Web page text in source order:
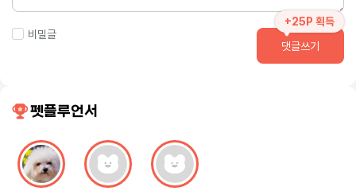
비밀글
+25P 획득
댓글쓰기
펫플루언서